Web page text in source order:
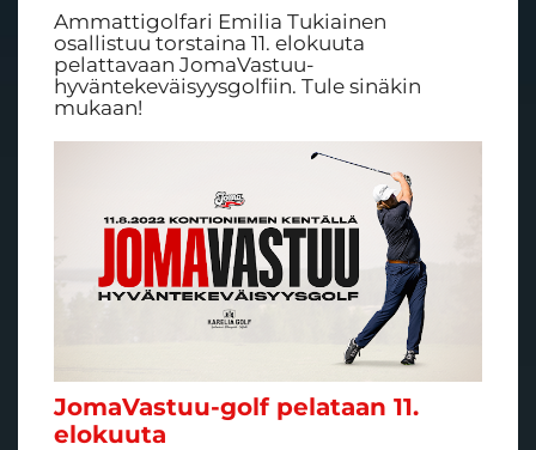
Ammattigolfari Emilia Tukiainen
osallistuu torstaina 11. elokuuta
pelattavaan JomaVastuu-
hyväntekeväisyysgolfiin. Tule sinäkin
mukaan!
JomaVastuu-golf pelataan 11.
elokuuta